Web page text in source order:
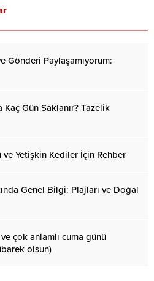
Gönderi Paylaşamıyorum:
Gün Saklanır? Tazelik
ve Yetişkin Kediler İçin Rehber
Genel Bilgi: Plajları ve Doğal
çok anlamlı cuma günü
olsun)